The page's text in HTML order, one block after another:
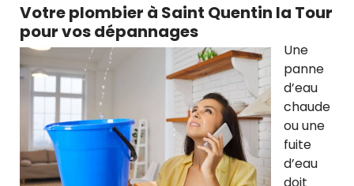
Votre plombier à Saint Quentin la Tour
pour vos dépannages
Une
panne
d’eau
chaude
ou une
fuite
d’eau
doit